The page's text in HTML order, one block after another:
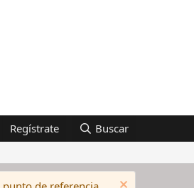
Regístrate Buscar